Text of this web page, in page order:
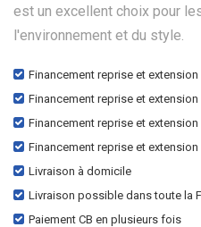
est un excellent choix pour
l'environnement et du style.
Financement reprise et
Financement reprise et
Financement reprise et
Financement reprise et
Livraison à domicile
Livraison possible dans toute la
Paiement CB en plusieurs fois